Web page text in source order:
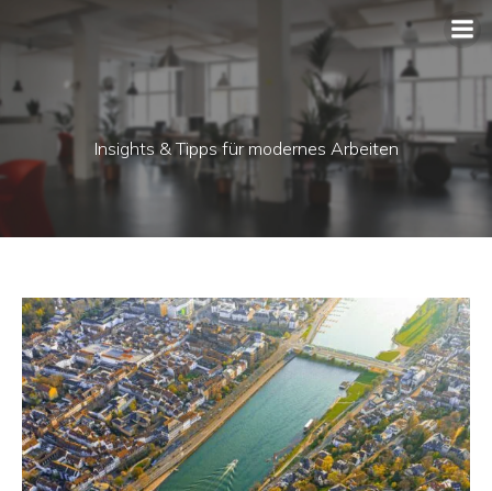
Insights & Tipps für modernes Arbeiten